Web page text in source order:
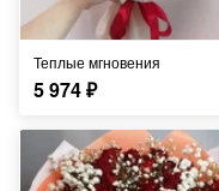
Теплые мгновения
5 974₽